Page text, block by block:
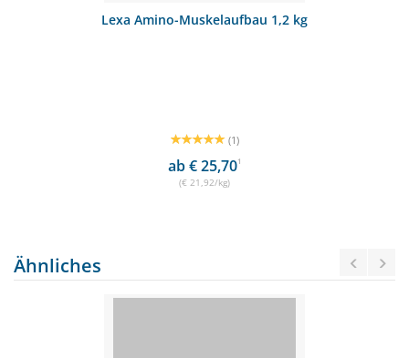
Lexa Amino-Muskelaufbau 1,2 kg
(1)
ab € 25,701
(€ 21,92/kg)
Ähnliches